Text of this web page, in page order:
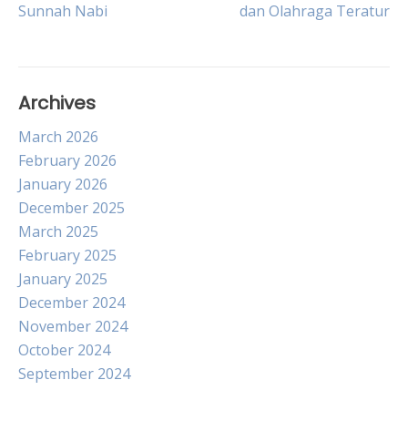
navigation
Sunnah Nabi
dan Olahraga Teratur
Archives
March 2026
February 2026
January 2026
December 2025
March 2025
February 2025
January 2025
December 2024
November 2024
October 2024
September 2024